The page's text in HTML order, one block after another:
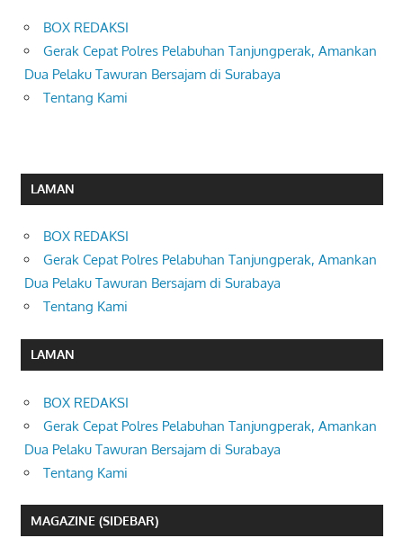
BOX REDAKSI
Gerak Cepat Polres Pelabuhan Tanjungperak, Amankan
Dua Pelaku Tawuran Bersajam di Surabaya
Tentang Kami
LAMAN
BOX REDAKSI
Gerak Cepat Polres Pelabuhan Tanjungperak, Amankan
Dua Pelaku Tawuran Bersajam di Surabaya
Tentang Kami
LAMAN
BOX REDAKSI
Gerak Cepat Polres Pelabuhan Tanjungperak, Amankan
Dua Pelaku Tawuran Bersajam di Surabaya
Tentang Kami
MAGAZINE (SIDEBAR)